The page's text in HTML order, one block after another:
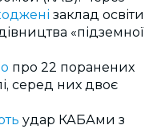
заклад освіти
«підземної
про 22 поранених
серед них двоє
удар КАБАми з